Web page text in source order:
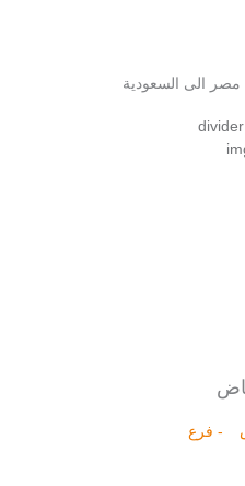
الى السعودية
- فرع